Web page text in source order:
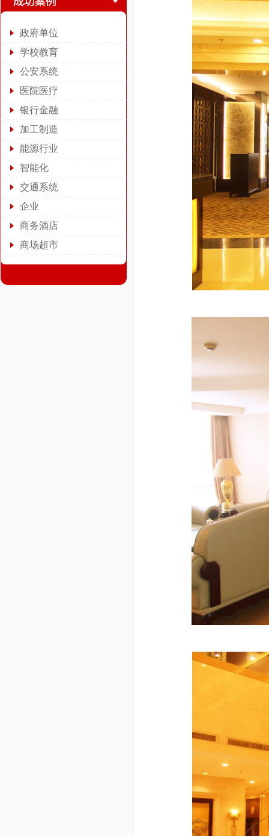
政府单位
学校教育
公安系统
医院医疗
银行金融
加工制造
能源行业
智能化
交通系统
企业
商务酒店
商场超市